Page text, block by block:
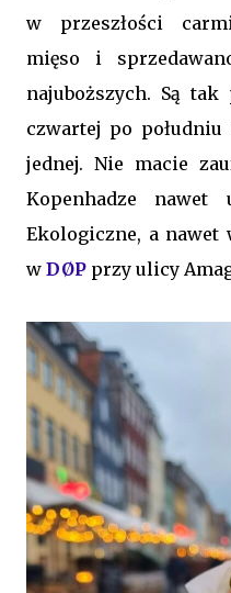
w przeszłości
mięso i
najuboższych. Są
czwartej po
jednej. Nie macie
Kopenhadze
Ekologiczne, a nawet
w DØP przy ulicy